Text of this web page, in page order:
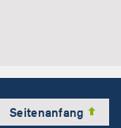
Seitenanfang